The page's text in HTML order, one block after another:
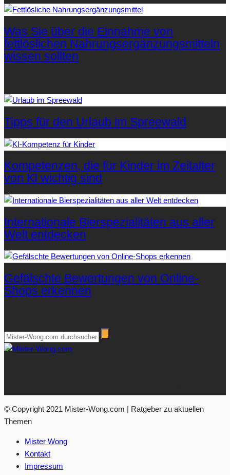
Was Sie über die Einnahme von
fettlöslichen Nahrungsergänzungsmitteln
wissen sollten
Tipps für den Urlaub im Spreewald
Kompetenzen, die für Kinder im Zeitalter
von KI wichtig sind
Internationale Bierspezialitäten aus aller
Welt entdecken
Gefälschte Bewertungen von Online-
Shops erkennen
© Copyright 2021 Mister-Wong.com | Ratgeber zu aktuellen
Themen
Mister Wong
Kontakt
Impressum